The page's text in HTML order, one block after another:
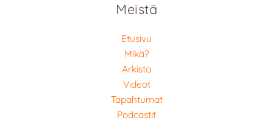
Meistä
Etusivu
Mikä?
Arkisto
Videot
Tapahtumat
Podcastit